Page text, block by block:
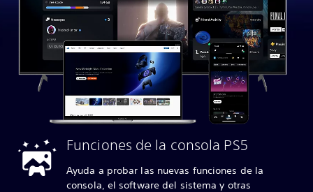
Funciones de la consola PS5
Ayuda a probar las nuevas funciones de la
consola, el software del sistema y otras